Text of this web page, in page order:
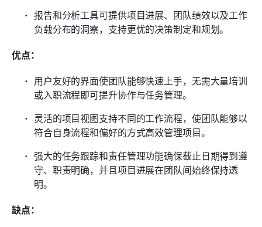
报告和分析工具可提供项目进展、团队绩效以及工作
负载分布的洞察，支持更优的决策制定和规划。
优点：
用户友好的界面使团队能够快速上手，无需大量培训
或入职流程即可提升协作与任务管理。
灵活的项目视图支持不同的工作流程，使团队能够以
符合自身流程和偏好的方式高效管理项目。
强大的任务跟踪和责任管理功能确保截止日期得到遵
守、职责明确，并且项目进展在团队间始终保持透
明。
缺点：